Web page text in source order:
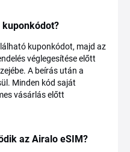
kuponkódot?
kuponkódot, majd az
véglegesítése előtt
A beírás után a
Minden kód saját
vásárlás előtt
az Airalo eSIM?